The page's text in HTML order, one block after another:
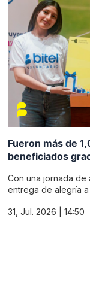
Fueron más de
beneficiados
Con una jornada de
entrega de alegría
31, Jul. 2026 | 14:50